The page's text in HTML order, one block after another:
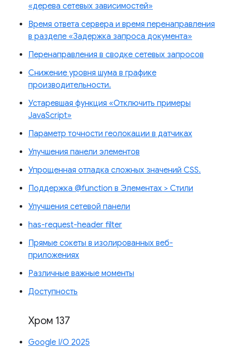
«дерева сетевых зависимостей»
Время ответа сервера и время перенаправления
в разделе «Задержка запроса документа»
Перенаправления в сводке сетевых запросов
Снижение уровня шума в графике
производительности.
Устаревшая функция «Отключить примеры
JavaScript»
Параметр точности геолокации в датчиках
Улучшения панели элементов
Упрощенная отладка сложных значений CSS.
Поддержка @function в Элементах > Стили
Улучшения сетевой панели
has-request-header filter
Прямые сокеты в изолированных веб-
приложениях
Различные важные моменты
Доступность
Хром 137
Google I/O 2025